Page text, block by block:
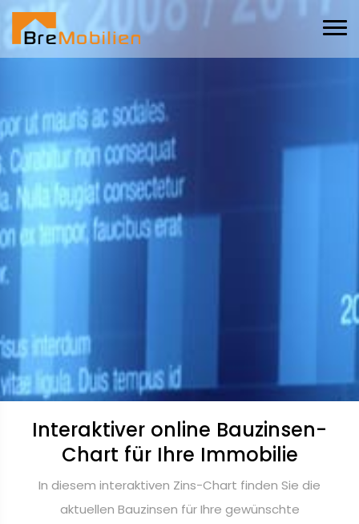
Interaktiver online Bauzinsen-
Chart für Ihre Immobilie
In diesem interaktiven Zins-Chart finden Sie die
aktuellen Bauzinsen für Ihre gewünschte